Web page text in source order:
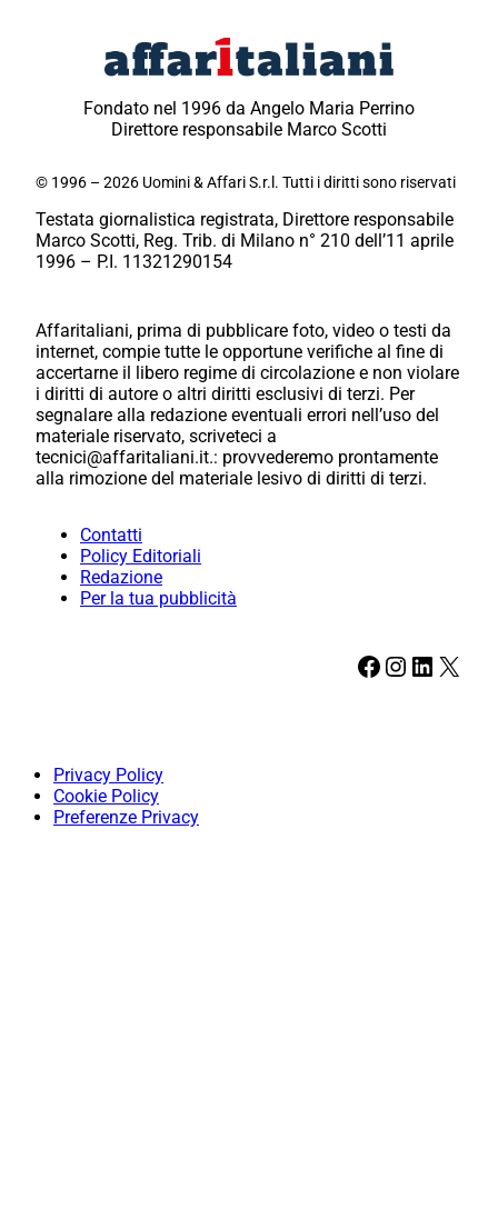
Fondato nel 1996 da Angelo Maria Perrino
Direttore responsabile Marco Scotti
© 1996 – 2026 Uomini & Affari S.r.l. Tutti i diritti sono riservati
Testata giornalistica registrata, Direttore responsabile
Marco Scotti, Reg. Trib. di Milano n° 210 dell’11 aprile
1996 – P.I. 11321290154
Affaritaliani, prima di pubblicare foto, video o testi da
internet, compie tutte le opportune verifiche al fine di
accertarne il libero regime di circolazione e non violare
i diritti di autore o altri diritti esclusivi di terzi. Per
segnalare alla redazione eventuali errori nell’uso del
materiale riservato, scriveteci a
tecnici@affaritaliani.it.: provvederemo prontamente
alla rimozione del materiale lesivo di diritti di terzi.
Contatti
Policy Editoriali
Redazione
Per la tua pubblicità
Facebook Instagram LinkedIn X
Privacy Policy
Cookie Policy
Preferenze Privacy